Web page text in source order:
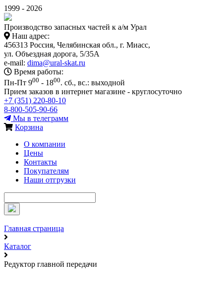
1999 - 2026
Производство запасных частей к а/м Урал
Наш адрес:
456313 Россия, Челябинская обл., г. Миасс,
ул. Объездная дорога, 5/35А
e-mail: dima@ural-skat.ru
Время работы:
Пн-Пт 900 - 1800. сб., вс.: выходной
Прием заказов в интернет магазине - круглосуточно
+7 (351) 220-80-10
8-800-505-90-66
Мы в телеграмм
Корзина
О компании
Цены
Контакты
Покупателям
Наши отгрузки
Главная страница
Каталог
Редуктор главной передачи